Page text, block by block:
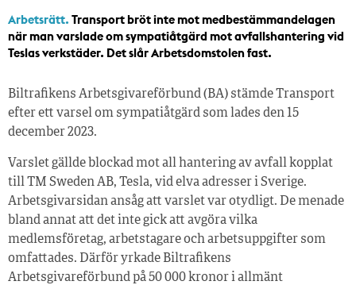
Arbetsrätt. Transport bröt inte mot medbestämmandelagen
när man varslade om sympatiåtgärd mot avfallshantering vid
Teslas verkstäder. Det slår Arbetsdomstolen fast.
Biltrafikens Arbetsgivareförbund (BA) stämde Transport
efter ett varsel om sympatiåtgärd som lades den 15
december 2023.
Varslet gällde blockad mot all hantering av avfall kopplat
till TM Sweden AB, Tesla, vid elva adresser i Sverige.
Arbetsgivarsidan ansåg att varslet var otydligt. De menade
bland annat att det inte gick att avgöra vilka
medlemsföretag, arbetstagare och arbetsuppgifter som
omfattades. Därför yrkade Biltrafikens
Arbetsgivareförbund på 50 000 kronor i allmänt